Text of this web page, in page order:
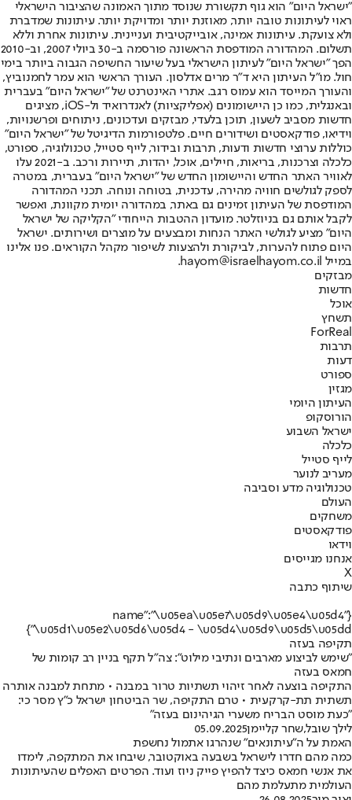
"ישראל היום" הוא גוף תקשורת שנוסד מתוך האמונה שהציבור הישראלי
ראוי לעיתונות טובה יותר, מאוזנת יותר ומדויקת יותר. עיתונות שמדברת
ולא צועקת. עיתונות אמינה, אובייקטיבית ועניינית. עיתונות אחרת וללא
תשלום. המהדורה המודפסת הראשונה פורסמה ב-30 ביולי 2007, וב-2010
הפך "ישראל היום" לעיתון הישראלי בעל שיעור החשיפה הגבוה ביותר בימי
חול. מו"ל העיתון היא ד"ר מרים אדלסון. העורך הראשי הוא עמר לחמנוביץ,
והעורך המייסד הוא עמוס רגב. אתרי האינטרנט של "ישראל היום" בעברית
ובאנגלית, כמו כן היישומונים (אפליקציות) לאנדרואיד ול-iOS, מציגים
חדשות מסביב לשעון, תוכן בלעדי, מבזקים ועדכונים, ניתוחים ופרשנויות,
וידיאו, פודקאסטים ושידורים חיים. פלטפורמות הדיגיטל של "ישראל היום"
כוללות ערוצי חדשות ודעות, תרבות ובידור, לייף סטייל, טכנולוגיה, ספורט,
כלכלה וצרכנות, בריאות, חיילים, אוכל, יהדות, תיירות ורכב. ב-2021 עלו
לאוויר האתר החדש והיישומון החדש של "ישראל היום" בעברית, במטרה
לספק לגולשים חוויה מהירה, עדכנית, בטוחה ונוחה. תכני המהדורה
המודפסת של העיתון זמינים גם באתר, במהדורה יומית מקוונת, ואפשר
לקבל אותם גם בניוזלטר. מועדון ההטבות הייחודי "הקליקה של ישראל
היום" מציע לגולשי האתר הנחות ומבצעים על מוצרים ושירותים. ישראל
היום פתוח להערות, לביקורת ולהצעות לשיפור מקהל הקוראים. פנו אלינו
במייל hayom@israelhayom.co.il.
מבזקים
חדשות
אוכל
תשחץ
ForReal
תרבות
דעות
ספורט
מגזין
העיתון היומי
הורוסקופ
ישראל השבוע
כלכלה
לייף סטייל
מעריב לנוער
טכנולוגיה מדע וסביבה
העולם
משחקים
פודקאסטים
וידאו
אנחנו מגייסים
X
שיתוף כתבה
{"name":"\u05ea\u05e7\u05d9\u05e4\u05d4
\u05d1\u05e2\u05d6\u05d4 - \u05d4\u05d9\u05d5\u05dd"}
תקיפה בעזה
"שימש לביצוע מארבים ונתיבי מילוט": צה"ל תקף בניין רב קומות של
חמאס בעזה
התקיפה בוצעה לאחר זיהוי תשתיות טרור במבנה • מתחת למבנה אותרה
תשתית תת-קרקעית • טרם התקיפה, שר הביטחון ישראל כ"ץ מסר כי:
"כעת מוסט הבריח משערי הגיהינום בעזה"
לילך שובל,שחר קליימן05.09.2025
האמת על ה"עיתונאים" שנהרגו אתמול נחשפת
כמה מהם חדרו לישראל בשבעה באוקטובר, שיבחו את המתקפה, לימדו
את אנשי חמאס כיצד להפיץ פייק ניוז ועוד. הפרטים האפלים שהעיתונות
העולמית מתעלמת מהם